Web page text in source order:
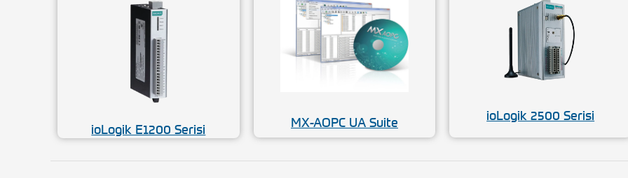
ioLogik E1200 Serisi MX-AOPC UA Suite ioLogik 2500 Serisi